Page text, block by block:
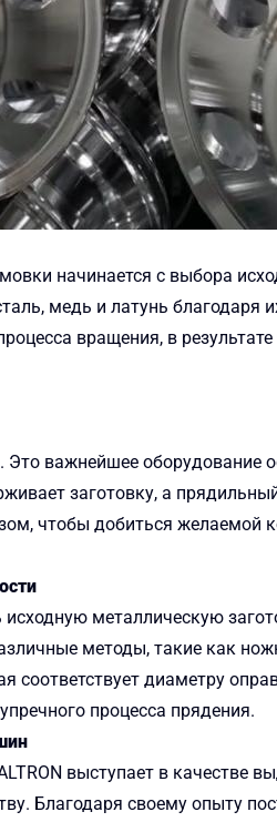
начинается с выбора
медь и латунь благодаря
вращения, в
важнейшее оборудование
заготовку, а
чтобы добиться желаемой
металлическую
методы, такие как
соответствует диаметру
процесса прядения.
выступает в качестве
Благодаря своему опыту